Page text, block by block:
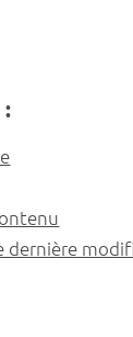
:
dernière